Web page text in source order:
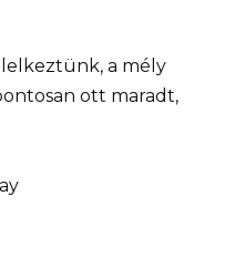
a mély
ott maradt,